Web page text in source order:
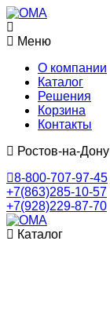
Меню
О компании
Каталог
Решения
Корзина
Контакты
Ростов-на-Дону
8-800-707-97-45
+7(863)285-10-57
+7(928)229-87-70
Каталог